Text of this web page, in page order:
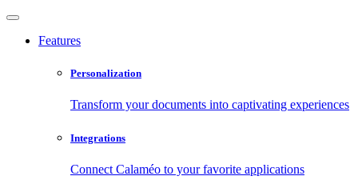
Features
Personalization
Transform your documents into captivating experiences
Integrations
Connect Calaméo to your favorite applications